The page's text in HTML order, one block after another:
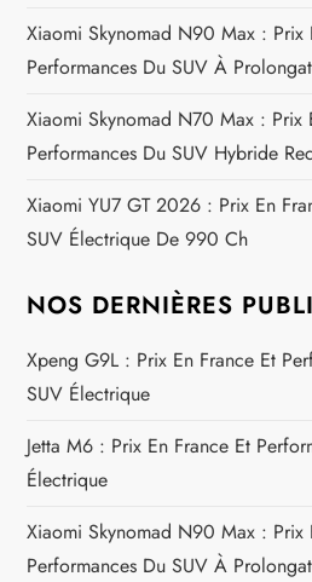
e
l
’
a
r
t
i
c
l
e
Xiaomi Skynomad N90 Max : Prix
Performances Du SUV À
Xiaomi Skynomad N70 Max : Prix
Performances Du SUV Hybride
Xiaomi YU7 GT 2026 : Prix En
SUV Électrique De 990 Ch
NOS DERNIÈRES
Xpeng G9L : Prix En France Et
SUV Électrique
Jetta M6 : Prix En France Et
Électrique
Xiaomi Skynomad N90 Max : Prix
Performances Du SUV À